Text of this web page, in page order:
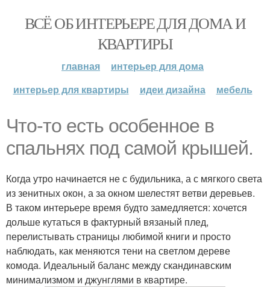
ВСЁ ОБ ИНТЕРЬЕРЕ ДЛЯ ДОМА И
КВАРТИРЫ
главная
интерьер для дома
интерьер для квартиры
идеи дизайна мебель
Что-то есть особенное в
спальнях под самой крышей.
Когда утро начинается не с будильника, а с мягкого света
из зенитных окон, а за окном шелестят ветви деревьев.
В таком интерьере время будто замедляется: хочется
дольше кутаться в фактурный вязаный плед,
перелистывать страницы любимой книги и просто
наблюдать, как меняются тени на светлом дереве
комода. Идеальный баланс между скандинавским
минимализмом и джунглями в квартире.